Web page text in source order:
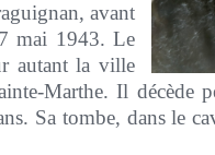
avant
mai 1943. Le
autant la ville
Marthe. Il décède
Sa tombe, dans le